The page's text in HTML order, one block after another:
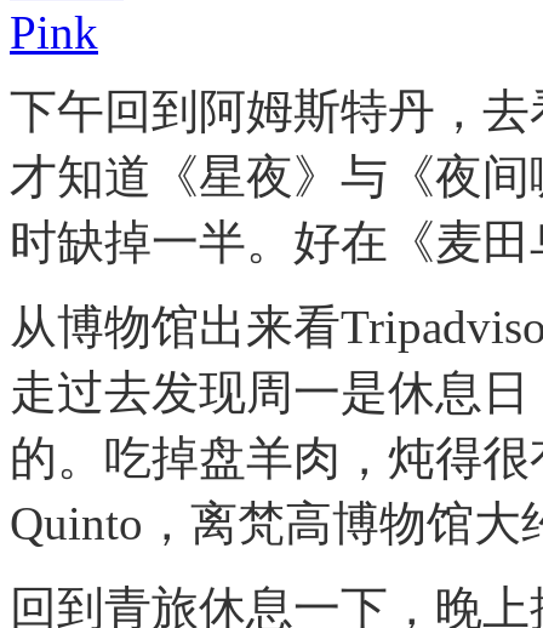
下午回到阿姆斯特丹，
才知道《星夜》与《夜
时缺掉一半。好在《麦
从博物馆出来看
走过去发现周一是休息
的。吃掉盘羊肉，炖得
Quinto，离梵高博物馆大
回到青旅休息一下，晚